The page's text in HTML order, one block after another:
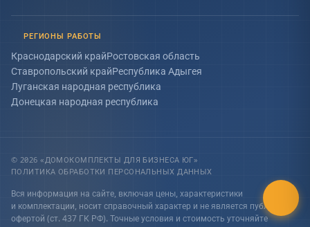
РЕГИОНЫ РАБОТЫ
Краснодарский крайРостовская область
Ставропольский крайРеспублика Адыгея
Луганская народная республика
Донецкая народная республика
© 2026 «ДОМОКОМПЛЕКТЫ ДЛЯ БИЗНЕСА ЮГ»
ПОЛИТИКА ОБРАБОТКИ ПЕРСОНАЛЬНЫХ ДАННЫХ
Вся информация на сайте, включая цены, характеристики
и комплектации, носит справочный характер и не является публичной
офертой (ст. 437 ГК РФ). Точные условия и стоимость уточняйте